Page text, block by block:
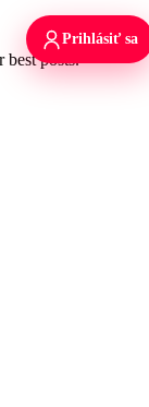
best posts.
Prihlásiť sa